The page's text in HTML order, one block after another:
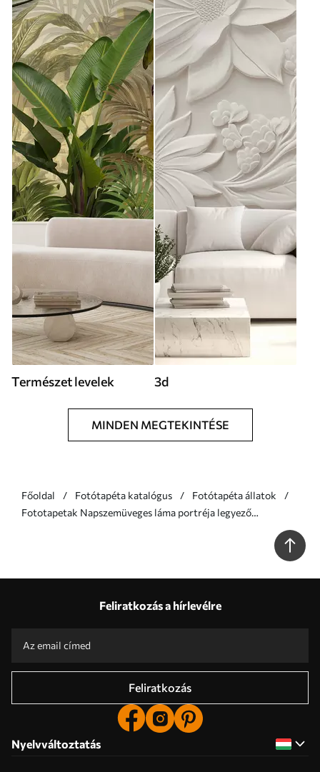
Természet levelek 3d
MINDEN MEGTEKINTÉSE
Főoldal Fotótapéta katalógus
Fotótapéta állatok
Fototapetak Napszemüveges láma portréja legyező
Feliratkozás a hírlevélre
Feliratkozás
Nyelvváltoztatás